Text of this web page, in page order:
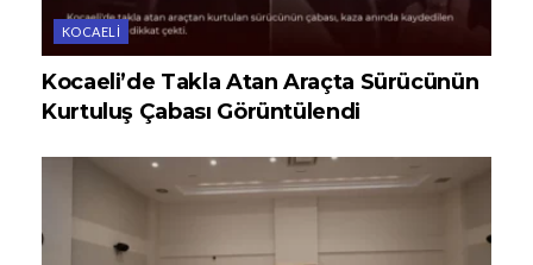
KOCAELI
Kocaeli’de Takla Atan Araçta Sürücünün
Kurtuluş Çabası Görüntülendi